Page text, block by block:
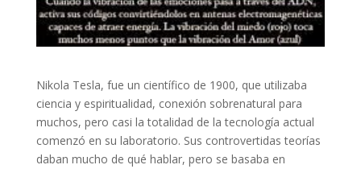
Nikola Tesla, fue un científico de 1900, que utilizaba
ciencia y espiritualidad, conexión sobrenatural para
muchos, pero casi la totalidad de la tecnología actual
comenzó en su laboratorio. Sus controvertidas teorías
daban mucho de qué hablar, pero se basaba en